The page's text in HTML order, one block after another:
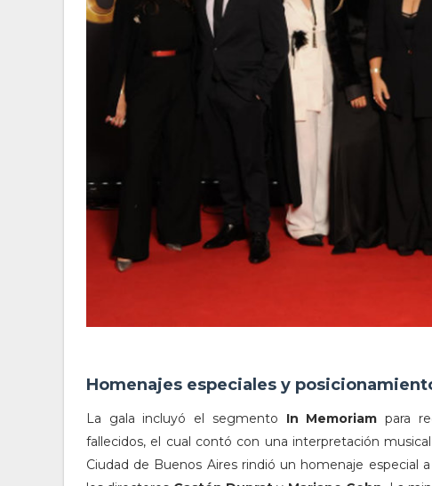
Homenajes especiales y
La gala incluyó el segmento In Memoriam para
fallecidos, el cual contó con una interpretación
Ciudad de Buenos Aires rindió un homenaje especial